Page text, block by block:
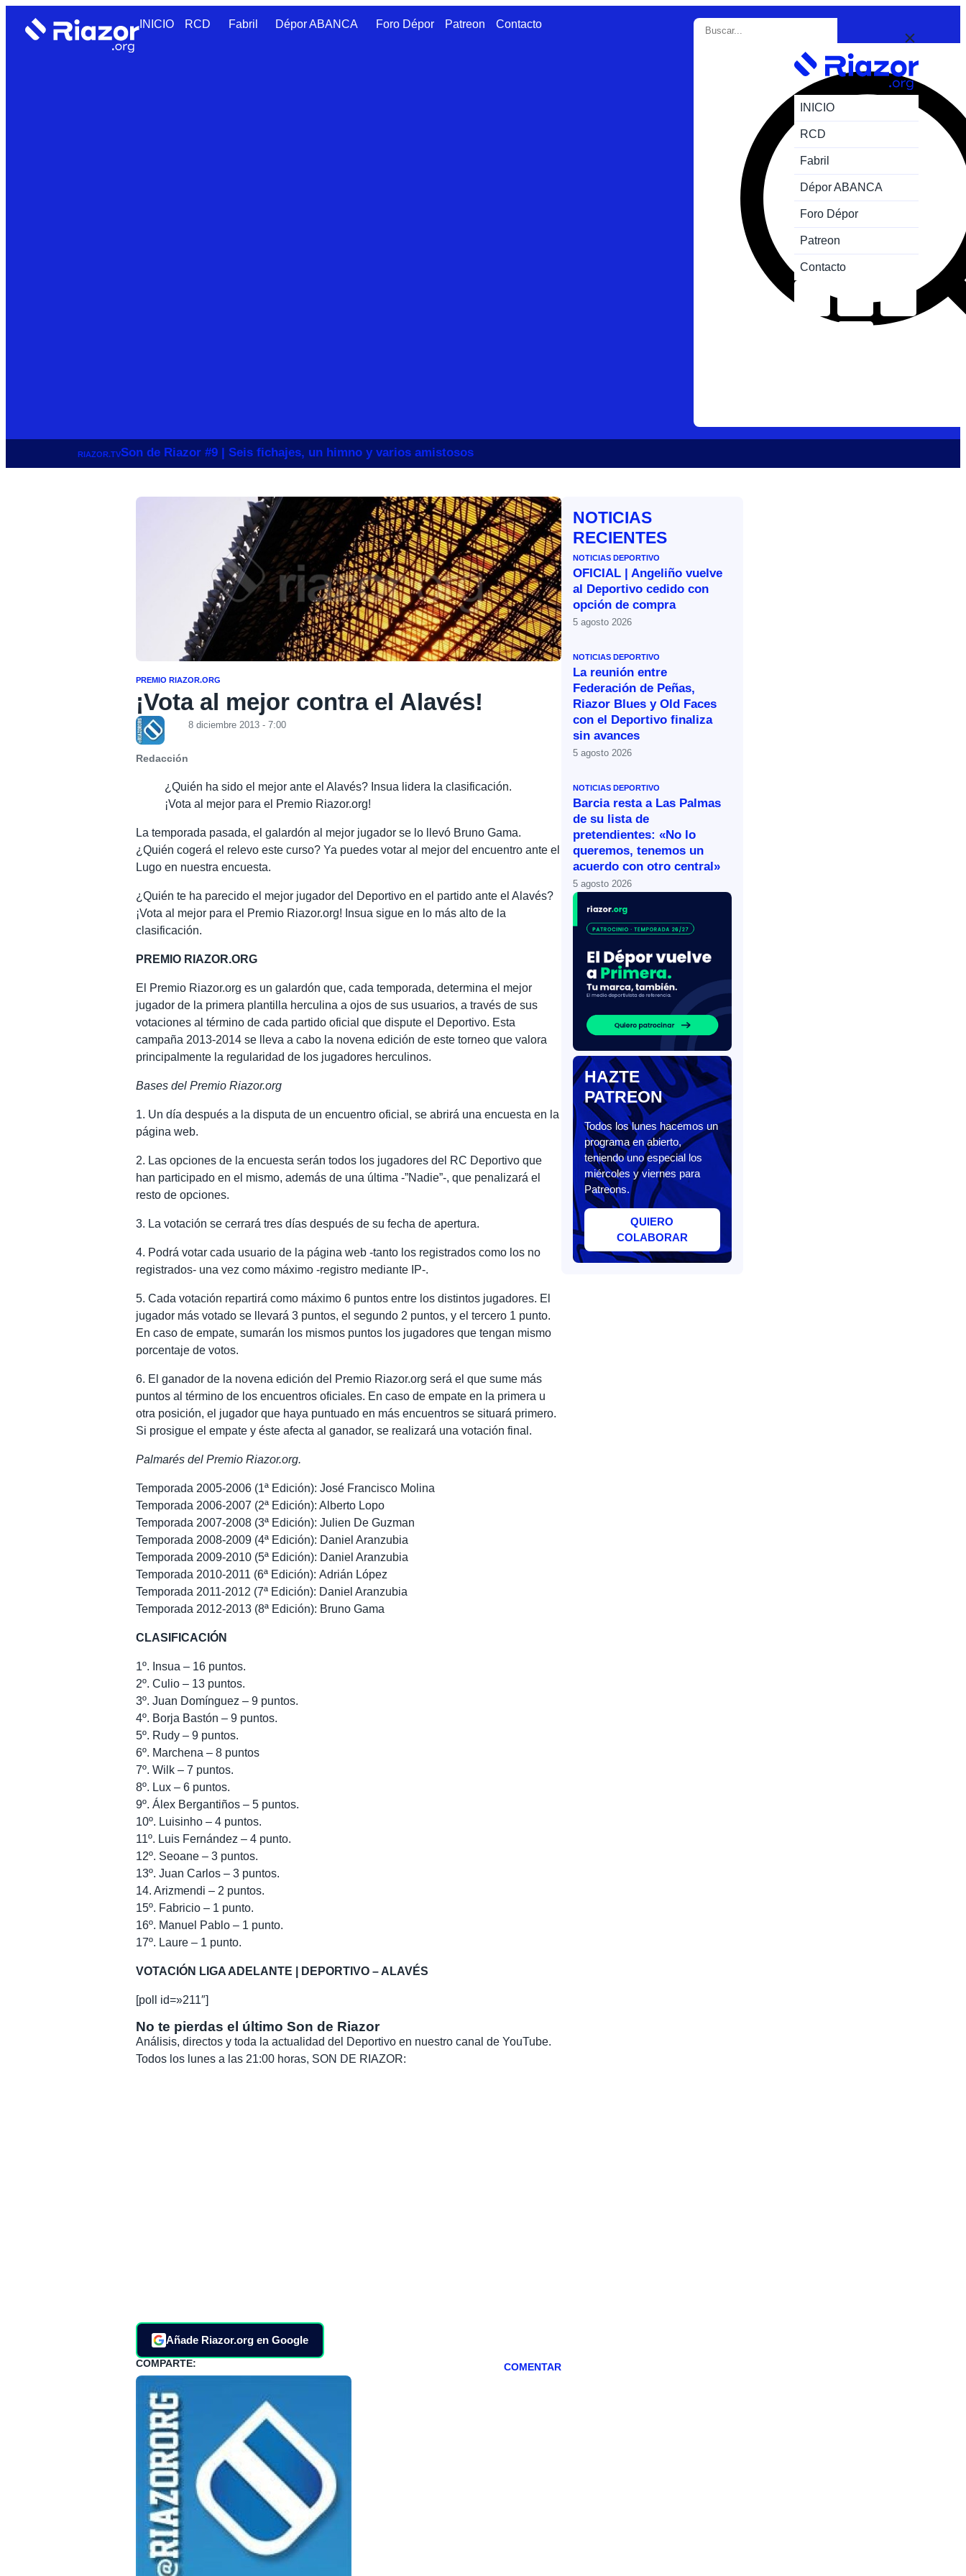
INICIO RCD Fabril Dépor ABANCA Foro Dépor Patreon Contacto
INICIO
RCD
Fabril
Dépor ABANCA
Foro Dépor
Patreon
Contacto
RIAZOR.TVSon de Riazor #9 | Seis fichajes, un himno y varios amistosos
PREMIO RIAZOR.ORG
¡Vota al mejor contra el Alavés!
Redacción
8 diciembre 2013 - 7:00
¿Quién ha sido el mejor ante el Alavés? Insua lidera la clasificación.
¡Vota al mejor para el Premio Riazor.org!
La temporada pasada, el galardón al mejor jugador se lo llevó Bruno Gama.
¿Quién cogerá el relevo este curso? Ya puedes votar al mejor del encuentro ante el
Lugo en nuestra encuesta.
¿Quién te ha parecido el mejor jugador del Deportivo en el partido ante el Alavés?
¡Vota al mejor para el Premio Riazor.org! Insua sigue en lo más alto de la
clasificación.
PREMIO RIAZOR.ORG
El Premio Riazor.org es un galardón que, cada temporada, determina el mejor
jugador de la primera plantilla herculina a ojos de sus usuarios, a través de sus
votaciones al término de cada partido oficial que dispute el Deportivo. Esta
campaña 2013-2014 se lleva a cabo la novena edición de este torneo que valora
principalmente la regularidad de los jugadores herculinos.
Bases del Premio Riazor.org
1. Un día después a la disputa de un encuentro oficial, se abrirá una encuesta en la
página web.
2. Las opciones de la encuesta serán todos los jugadores del RC Deportivo que
han participado en el mismo, además de una última -”Nadie”-, que penalizará el
resto de opciones.
3. La votación se cerrará tres días después de su fecha de apertura.
4. Podrá votar cada usuario de la página web -tanto los registrados como los no
registrados- una vez como máximo -registro mediante IP-.
5. Cada votación repartirá como máximo 6 puntos entre los distintos jugadores. El
jugador más votado se llevará 3 puntos, el segundo 2 puntos, y el tercero 1 punto.
En caso de empate, sumarán los mismos puntos los jugadores que tengan mismo
porcentaje de votos.
6. El ganador de la novena edición del Premio Riazor.org será el que sume más
puntos al término de los encuentros oficiales. En caso de empate en la primera u
otra posición, el jugador que haya puntuado en más encuentros se situará primero.
Si prosigue el empate y éste afecta al ganador, se realizará una votación final.
Palmarés del Premio Riazor.org.
Temporada 2005-2006 (1ª Edición): José Francisco Molina
Temporada 2006-2007 (2ª Edición): Alberto Lopo
Temporada 2007-2008 (3ª Edición): Julien De Guzman
Temporada 2008-2009 (4ª Edición): Daniel Aranzubia
Temporada 2009-2010 (5ª Edición): Daniel Aranzubia
Temporada 2010-2011 (6ª Edición): Adrián López
Temporada 2011-2012 (7ª Edición): Daniel Aranzubia
Temporada 2012-2013 (8ª Edición): Bruno Gama
CLASIFICACIÓN
1º. Insua – 16 puntos.
2º. Culio – 13 puntos.
3º. Juan Domínguez – 9 puntos.
4º. Borja Bastón – 9 puntos.
5º. Rudy – 9 puntos.
6º. Marchena – 8 puntos
7º. Wilk – 7 puntos.
8º. Lux – 6 puntos.
9º. Álex Bergantiños – 5 puntos.
10º. Luisinho – 4 puntos.
11º. Luis Fernández – 4 punto.
12º. Seoane – 3 puntos.
13º. Juan Carlos – 3 puntos.
14. Arizmendi – 2 puntos.
15º. Fabricio – 1 punto.
16º. Manuel Pablo – 1 punto.
17º. Laure – 1 punto.
VOTACIÓN LIGA ADELANTE | DEPORTIVO – ALAVÉS
[poll id=»211″]
No te pierdas el último Son de Riazor
Análisis, directos y toda la actualidad del Deportivo en nuestro canal de YouTube.
Todos los lunes a las 21:00 horas, SON DE RIAZOR:
Añade Riazor.org en Google
COMPARTE: COMENTAR
NOTICIAS
RECIENTES
NOTICIAS DEPORTIVO
OFICIAL | Angeliño vuelve
al Deportivo cedido con
opción de compra
5 agosto 2026
NOTICIAS DEPORTIVO
La reunión entre
Federación de Peñas,
Riazor Blues y Old Faces
con el Deportivo finaliza
sin avances
5 agosto 2026
NOTICIAS DEPORTIVO
Barcia resta a Las Palmas
de su lista de
pretendientes: «No lo
queremos, tenemos un
acuerdo con otro central»
5 agosto 2026
HAZTE
PATREON
Todos los lunes hacemos un
programa en abierto,
teniendo uno especial los
miércoles y viernes para
Patreons.
QUIERO
COLABORAR